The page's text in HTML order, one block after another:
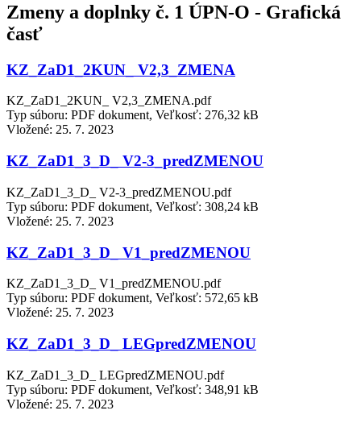
Zmeny a doplnky č. 1 ÚPN-O - Grafická
časť
KZ_ZaD1_2KUN_ V2,3_ZMENA
KZ_ZaD1_2KUN_ V2,3_ZMENA.pdf
Typ súboru: PDF dokument, Veľkosť: 276,32 kB
Vložené: 25. 7. 2023
KZ_ZaD1_3_D_ V2-3_predZMENOU
KZ_ZaD1_3_D_ V2-3_predZMENOU.pdf
Typ súboru: PDF dokument, Veľkosť: 308,24 kB
Vložené: 25. 7. 2023
KZ_ZaD1_3_D_ V1_predZMENOU
KZ_ZaD1_3_D_ V1_predZMENOU.pdf
Typ súboru: PDF dokument, Veľkosť: 572,65 kB
Vložené: 25. 7. 2023
KZ_ZaD1_3_D_ LEGpredZMENOU
KZ_ZaD1_3_D_ LEGpredZMENOU.pdf
Typ súboru: PDF dokument, Veľkosť: 348,91 kB
Vložené: 25. 7. 2023